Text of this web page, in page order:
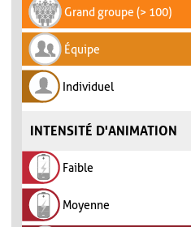
Grand groupe (> 100)
Équipe
Individuel
INTENSITÉ D'ANIMATION
Faible
Moyenne